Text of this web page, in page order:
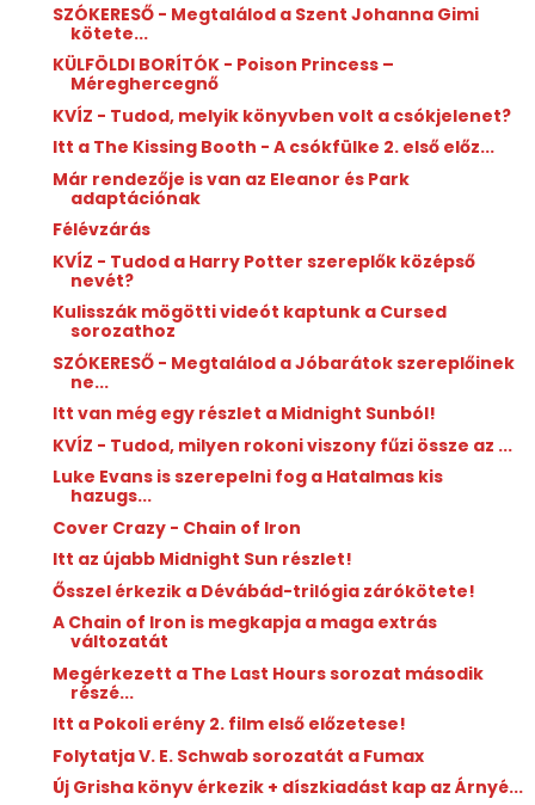
SZÓKERESŐ - Megtalálod a Szent Johanna Gimi
kötete...
KÜLFÖLDI BORÍTÓK - Poison Princess –
Méreghercegnő
KVÍZ - Tudod, melyik könyvben volt a csókjelenet?
Itt a The Kissing Booth - A csókfülke 2. első előz...
Már rendezője is van az Eleanor és Park
adaptációnak
Félévzárás
KVÍZ - Tudod a Harry Potter szereplők középső
nevét?
Kulisszák mögötti videót kaptunk a Cursed
sorozathoz
SZÓKERESŐ - Megtalálod a Jóbarátok szereplőinek
ne...
Itt van még egy részlet a Midnight Sunból!
KVÍZ - Tudod, milyen rokoni viszony fűzi össze az ...
Luke Evans is szerepelni fog a Hatalmas kis
hazugs...
Cover Crazy - Chain of Iron
Itt az újabb Midnight Sun részlet!
Ősszel érkezik a Dévábád-trilógia zárókötete!
A Chain of Iron is megkapja a maga extrás
változatát
Megérkezett a The Last Hours sorozat második
részé...
Itt a Pokoli erény 2. film első előzetese!
Folytatja V. E. Schwab sorozatát a Fumax
Új Grisha könyv érkezik + díszkiadást kap az Árnyé...